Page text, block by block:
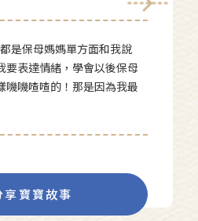
是保母媽媽單方面和我說
要表達情緒，學會以後保母
嘰嘰喳喳的！那是因為我最
享寶寶故事